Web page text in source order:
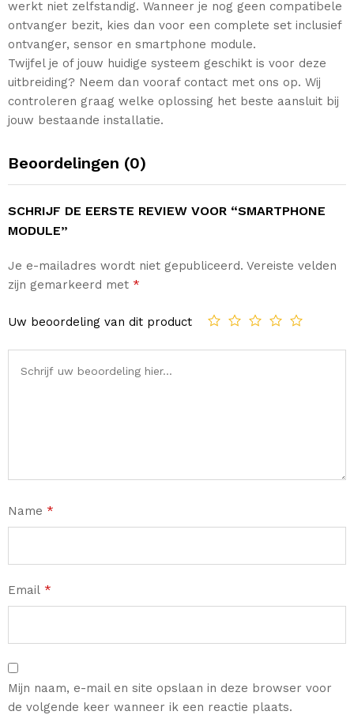
werkt niet zelfstandig. Wanneer je nog geen compatibele
ontvanger bezit, kies dan voor een complete set inclusief
ontvanger, sensor en smartphone module.
Twijfel je of jouw huidige systeem geschikt is voor deze
uitbreiding? Neem dan vooraf contact met ons op. Wij
controleren graag welke oplossing het beste aansluit bij
jouw bestaande installatie.
Beoordelingen (0)
SCHRIJF DE EERSTE REVIEW VOOR “SMARTPHONE
MODULE”
Je e-mailadres wordt niet gepubliceerd. Vereiste velden
zijn gemarkeerd met *
Uw beoordeling van dit product
Name *
Email *
Mijn naam, e-mail en site opslaan in deze browser voor
de volgende keer wanneer ik een reactie plaats.